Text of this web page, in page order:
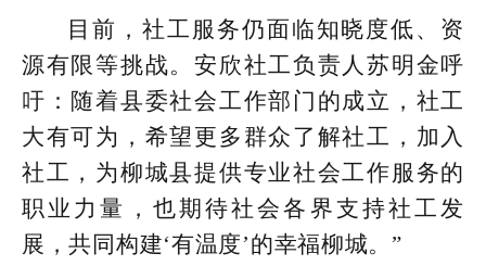
目前，社工服务仍面临知晓度低、资
源有限等挑战。安欣社工负责人苏明金呼
吁：随着县委社会工作部门的成立，社工
大有可为，希望更多群众了解社工，加入
社工，为柳城县提供专业社会工作服务的
职业力量，也期待社会各界支持社工发
展，共同构建‘有温度’的幸福柳城。”